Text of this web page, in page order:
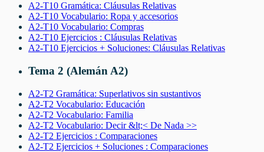
A2-T10 Gramática: Cláusulas Relativas
A2-T10 Vocabulario: Ropa y accesorios
A2-T10 Vocabulario: Compras
A2-T10 Ejercicios : Cláusulas Relativas
A2-T10 Ejercicios + Soluciones: Cláusulas Relativas
Tema 2 (Alemán A2)
A2-T2 Gramática: Superlativos sin sustantivos
A2-T2 Vocabulario: Educación
A2-T2 Vocabulario: Familia
A2-T2 Vocabulario: Decir &lt;< De Nada >>
A2-T2 Ejercicios : Comparaciones
A2-T2 Ejercicios + Soluciones : Comparaciones